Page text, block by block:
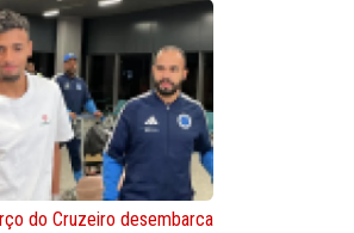
do Cruzeiro desembarca